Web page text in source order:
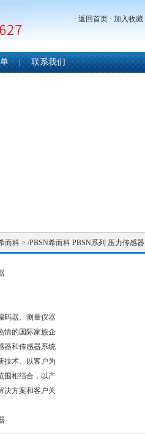
· 返回首页 · 加入收藏
| 联系我们
而科 > /PBSN希而科 PBSN系列 压力传感器
码器、测量仪器
情的国际家族企
器和传感器系统
技术、以客户为
围相结合，以产
决方案和客户关